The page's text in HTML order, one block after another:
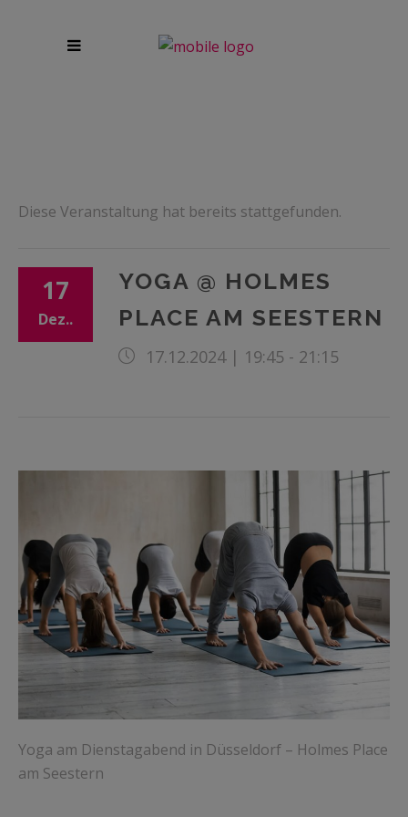
Diese Veranstaltung hat bereits stattgefunden.
17
Dez..
YOGA @ HOLMES
PLACE AM SEESTERN
17.12.2024 | 19:45 - 21:15
Yoga am Dienstagabend in Düsseldorf – Holmes Place
am Seestern